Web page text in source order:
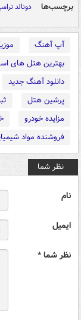
برچسب‌ها دونالد
آپ آهنگ
بهترین هتل های
دانلود آهنگ جدید
پرشین هتل
مزایده خودرو
فروشنده مواد
نظر شما
نام
ایمیل
نظر شما *